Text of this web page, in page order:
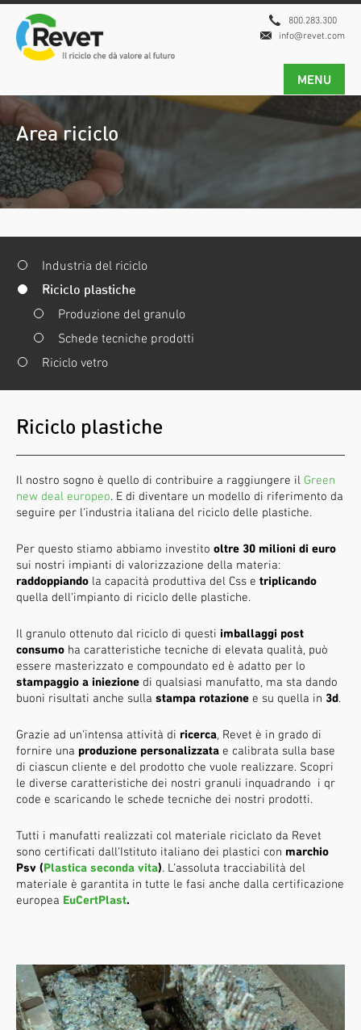
800.283.300
info@revet.com
MENU
Area riciclo
Industria del riciclo
Riciclo plastiche
Produzione del granulo
Schede tecniche prodotti
Riciclo vetro
Riciclo plastiche
Il nostro sogno è quello di contribuire a raggiungere il Green
new deal europeo. E di diventare un modello di riferimento da
seguire per l’industria italiana del riciclo delle plastiche.
Per questo stiamo abbiamo investito oltre 30 milioni di euro
sui nostri impianti di valorizzazione della materia:
raddoppiando la capacità produttiva del Css e triplicando
quella dell’impianto di riciclo delle plastiche.
Il granulo ottenuto dal riciclo di questi imballaggi post
consumo ha caratteristiche tecniche di elevata qualità, può
essere masterizzato e compoundato ed è adatto per lo
stampaggio a iniezione di qualsiasi manufatto, ma sta dando
buoni risultati anche sulla stampa rotazione e su quella in 3d.
Grazie ad un’intensa attività di ricerca , Revet è in grado di
fornire una produzione personalizzata e calibrata sulla base
di ciascun cliente e del prodotto che vuole realizzare. Scopri
le diverse caratteristiche dei nostri granuli inquadrando i qr
code e scaricando le schede tecniche dei nostri prodotti.
Tutti i manufatti realizzati col materiale riciclato da Revet
sono certificati dall’Istituto italiano dei plastici con marchio
Psv (Plastica seconda vita). L’assoluta tracciabilità del
materiale è garantita in tutte le fasi anche dalla certificazione
europea EuCertPlast.